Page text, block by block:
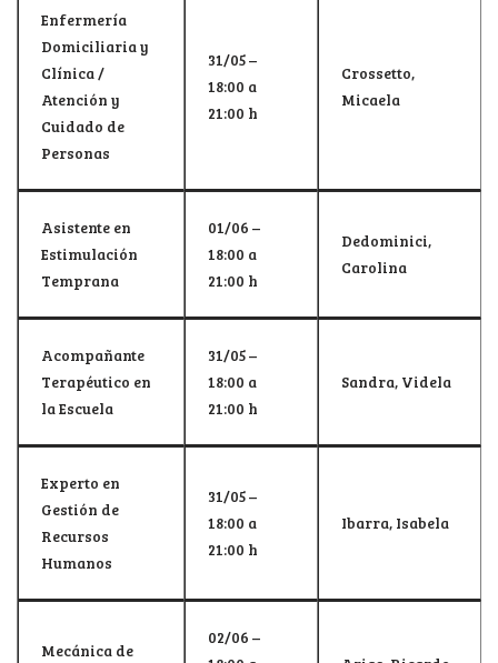
Enfermería
Domiciliaria y
Clínica /
Atención y
Cuidado de
Personas
31/05 –
18:00 a
21:00 h
Crossetto,
Micaela
Asistente en
Estimulación
Temprana
01/06 –
18:00 a
21:00 h
Dedominici,
Carolina
Acompañante
Terapéutico en
la Escuela
31/05 –
18:00 a
21:00 h
Sandra, Videla
Experto en
Gestión de
Recursos
Humanos
31/05 –
18:00 a
21:00 h
Ibarra, Isabela
Mecánica de
02/06 –